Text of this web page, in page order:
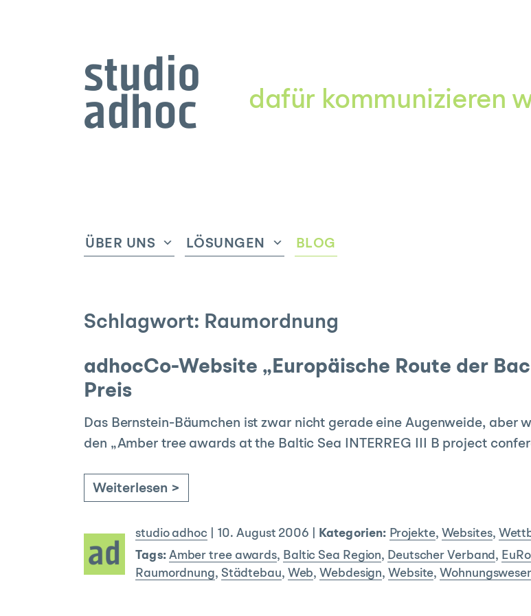
dafür kommunizieren
ÜBER UNS
Untermenü
LÖSUNGEN
Untermenü
BLOG
Schlagwort: Raumordnung
adhocCo-Website „Europäische Route der
Preis
Das Bernstein-Bäumchen ist zwar nicht gerade eine Augenweide, aber
den „Amber tree awards at the Baltic Sea INTERREG III B project
Weiterlesen >
studio adhoc 10. August 2006 Kategorien: Projekte, Websites,
Tags: Amber tree awards, Baltic Sea Region, Deutscher Verband ,
Raumordnung, Städtebau, Web, Webdesign, Website,